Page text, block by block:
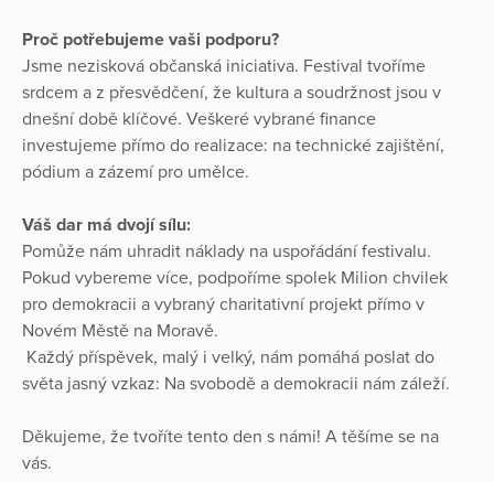
Proč potřebujeme vaši podporu?
Jsme nezisková občanská iniciativa. Festival tvoříme
srdcem a z přesvědčení, že kultura a soudržnost jsou v
dnešní době klíčové. Veškeré vybrané finance
investujeme přímo do realizace: na technické zajištění,
pódium a zázemí pro umělce.
Váš dar má dvojí sílu:
Pomůže nám uhradit náklady na uspořádání festivalu.
Pokud vybereme více, podpoříme spolek Milion chvilek
pro demokracii a vybraný charitativní projekt přímo v
Novém Městě na Moravě.
Každý příspěvek, malý i velký, nám pomáhá poslat do
světa jasný vzkaz: Na svobodě a demokracii nám záleží.
Děkujeme, že tvoříte tento den s námi! A těšíme se na
vás.